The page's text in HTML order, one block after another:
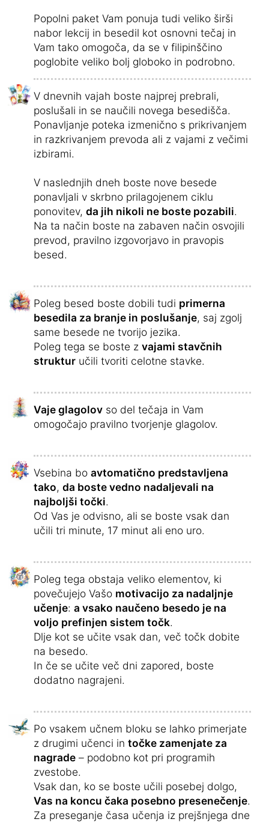
Popolni paket Vam ponuja tudi veliko širši
nabor lekcij in besedil kot osnovni tečaj in
Vam tako omogoča, da se v filipinščino
poglobite veliko bolj globoko in podrobno.
V dnevnih vajah boste najprej prebrali,
poslušali in se naučili novega besedišča.
Ponavljanje poteka izmenično s prikrivanjem
in razkrivanjem prevoda ali z vajami z večimi
izbirami.
V naslednjih dneh boste nove besede
ponavljali v skrbno prilagojenem ciklu
ponovitev, da jih nikoli ne boste pozabili.
Na ta način boste na zabaven način osvojili
prevod, pravilno izgovorjavo in pravopis
besed.
Poleg besed boste dobili tudi primerna
besedila za branje in poslušanje, saj zgolj
same besede ne tvorijo jezika.
Poleg tega se boste z vajami stavčnih
struktur učili tvoriti celotne stavke.
Vaje glagolov so del tečaja in Vam
omogočajo pravilno tvorjenje glagolov.
Vsebina bo avtomatično predstavljena
tako, da boste vedno nadaljevali na
najboljši točki.
Od Vas je odvisno, ali se boste vsak dan
učili tri minute, 17 minut ali eno uro.
Poleg tega obstaja veliko elementov, ki
povečujejo Vašo motivacijo za nadaljnje
učenje: a vsako naučeno besedo je na
voljo prefinjen sistem točk.
Dlje kot se učite vsak dan, več točk dobite
na besedo.
In če se učite več dni zapored, boste
dodatno nagrajeni.
Po vsakem učnem bloku se lahko primerjate
z drugimi učenci in točke zamenjate za
nagrade – podobno kot pri programih
zvestobe.
Vsak dan, ko se boste učili posebej dolgo,
Vas na koncu čaka posebno presenečenje.
Za preseganje časa učenja iz prejšnjega dne